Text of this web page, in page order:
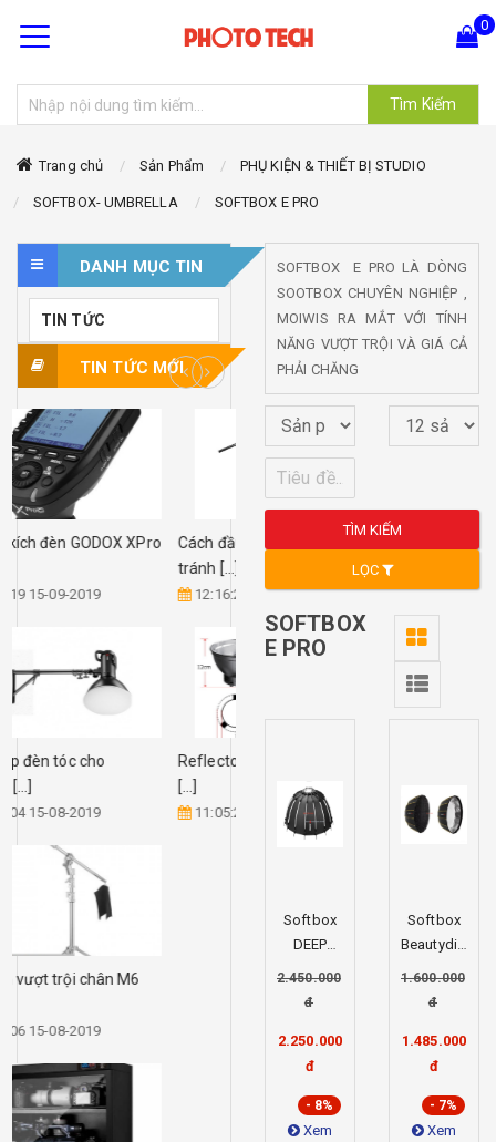
Tìm Kiếm
0
Trang chủ Sản Phẩm PHỤ KIỆN & THIẾT BỊ STUDIO
SOFTBOX- UMBRELLA SOFTBOX E PRO
SOFTBOX E PRO LÀ DÒNG
SOOTBOX CHUYÊN NGHIỆP ,
MOIWIS RA MẮT VỚI TÍNH
NĂNG VƯỢT TRỘI VÀ GIÁ CẢ
PHẢI CHĂNG
TÌM KIẾM
LỌC
SOFTBOX
E PRO
Softbox
DEEP
120cm
Parabolic
2.450.000
đ
2.250.000
đ
- 8%
Xem
Softbox
Beautydish
E.Pro-
85CM-
1.600.000
đ
1.485.000
đ
- 7%
Xem
DANH MỤC TIN
TIN TỨC
TIN TỨC MỚI
Trigger kích đèn GODOX XPro
22:39:19 15-09-2019
Giải pháp đèn tóc cho
13:49:04 15-08-2019
Ưu điểm vượt trội chân M6
11:28:06 15-08-2019
12:16:23 09-01-2019
11:05:28 09-01-2019